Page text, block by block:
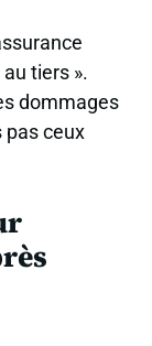
tiers ».
dommages
pas ceux